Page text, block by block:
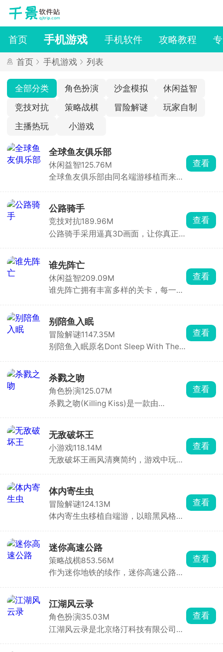
首页 手机游戏 手机软件 攻略教程
首页 手机游戏 列表
全部分类 角色扮演 沙盒模拟
休闲益智
竞技对抗
策略战棋 冒险解谜
玩家自制
主播热玩
小游戏
全球鱼友俱乐部
休闲益智125.76M
全球鱼友俱乐部由同名端游移植而来，
考，你只需要钓起各种各样的小鱼，解
锁图鉴，还能让同种鱼群繁殖后代。超
多鱼缸主题任你挑选，搭配丰富装饰物
打造专属水族箱，画面精致、氛围温馨
查看
公路骑手
竞技对抗189.96M
公路骑手采用逼真3D画面，让你真正
业模式与任务挑战，带来沉浸式驾驶体
验。你将驾驶摩托车在城市与公路上高
速穿行，通过超车、逆向驾驶赚取分数
与现金，车速越快得分越高。赚取的奖
查看
谁先阵亡
休闲益智209.09M
谁先阵亡拥有丰富多样的关卡，每一关
自由匹配不同对手，操控火柴人移动、
投掷武器展开激烈对战，可使用的武器
道具十分丰富，木棒、火箭炮、手雷等
应有尽有。游戏目标简单直接，就是先
查看
别陪鱼入眠
冒险解谜1147.35M
别陪鱼入眠原名Dont Sleep With The
Steam移植至手机端的末日恐怖生存游
戏。游戏采用PSX复古低多边形风格，
以第一人称视角展开。玩家扮演一名船
长，船只正在沉没，你只有60秒的逃生
逃生。
查看
杀戮之吻
角色扮演125.07M
杀戮之吻(Killing Kiss)是一款由
的危险世界中求生，同时与多位性格迥
异的男性角色建立亲密关系。游戏采用
分支叙事机制，每一次对话选项都至关
重要，将直接影响角色关系走向与最终
查看
无敌破坏王
小游戏118.14M
无敌破坏王画风清爽简约，游戏中玩家
击碎则直接判定失败。看起来轻松简
单，实则每一局都是攻防博弈，你需要
灵活规划攻击路径，同时时刻警惕对手
的反击。快速反应与精准操作缺一不
查看
体内寄生虫
冒险解谜124.13M
体内寄生虫移植自端游，以暗黑风格的
在吞噬你的身体，而你只剩一只手臂可
以使用。为了活下去，你必须深入阴暗
的实验室，搜寻止血绷带和驱虫疫苗来
压制体内的寄生虫，同时收集枪械弹
查看
迷你高速公路
策略战棋853.56M
作为迷你地铁的续作，迷你高速公路延
利用空间布局城市交通脉络，规避交通
事故，确保城市高效运转。游戏中，玩
家自由绘制道路，一键连接房屋建筑，
构建完善公路网，让城市焕发繁华生
查看
江湖风云录
角色扮演35.03M
江湖风云录是北京络汀科技有限公司发
查看